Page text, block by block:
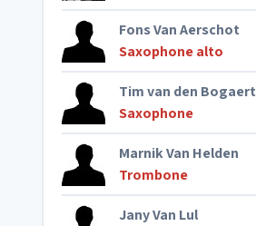
Fons Van Aerschot
Saxophone alto
Tim van den Bogaert
Saxophone
Marnik Van Helden
Trombone
Jany Van Lul